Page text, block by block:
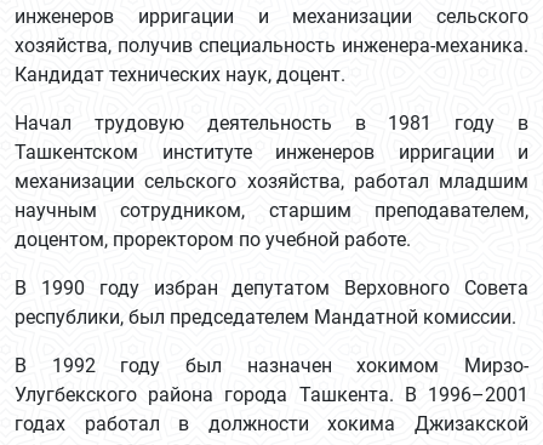
инженеров ирригации и механизации сельского
хозяйства, получив специальность инженера-механика.
Кандидат технических наук, доцент.
Начал трудовую деятельность в 1981 году в
Ташкентском институте инженеров ирригации и
механизации сельского хозяйства, работал младшим
научным сотрудником, старшим преподавателем,
доцентом, проректором по учебной работе.
В 1990 году избран депутатом Верховного Совета
республики, был председателем Мандатной комиссии.
В 1992 году был назначен хокимом Мирзо-
Улугбекского района города Ташкента. В 1996–2001
годах работал в должности хокима Джизакской